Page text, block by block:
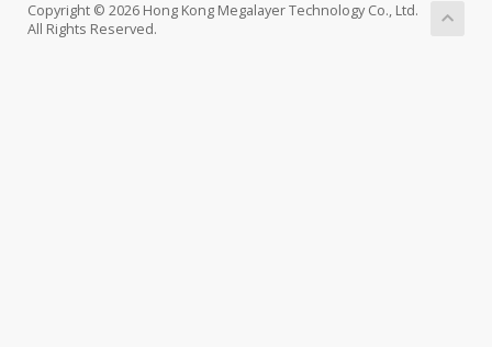
Copyright © 2026 Hong Kong Megalayer Technology Co., Ltd.
All Rights Reserved.